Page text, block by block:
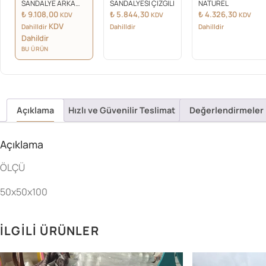
SANDALYE ARKA
AYAK TORNALI
₺9.108,00 KDV
Dahilldir KDV
Dahildir
BU ÜRÜN
SANDALYESİ ÇİZGİLİ
₺ 5.844,30 KDV
Dahilldir
NATUREL
₺4.326,30 KDV
Dahilldir
Açıklama Hızlı ve Güvenilir Teslimat
Açıklama
ÖLÇÜ
50x50x100
İLGILI ÜRÜNLER